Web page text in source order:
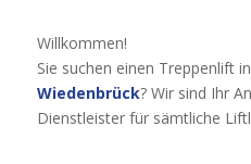
Willkommen!
Sie suchen einen Treppenlift
Wiedenbrück? Wir sind Ihr
Dienstleister für sämtliche